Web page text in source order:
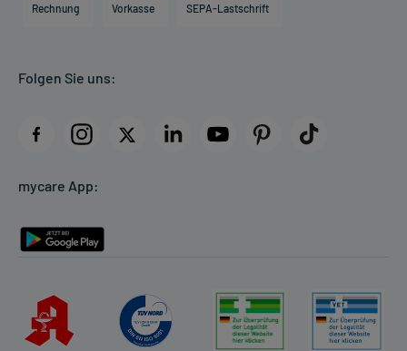
Direktabrechnung PKV
AGB
Datenschutz
Rückgabe/Widerruf
Rechnung Vorkasse SEPA-Lastschrift
Folgen Sie uns:
mycare App: